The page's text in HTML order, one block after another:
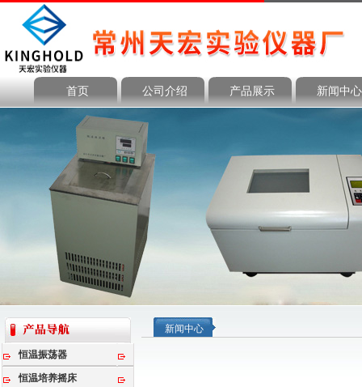
首页 公司介绍 产品展示 新闻中心
恒温振荡器
恒温培养摇床
新闻中心